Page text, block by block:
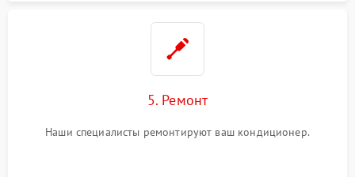
5. Ремонт
Наши специалисты ремонтируют ваш кондиционер.